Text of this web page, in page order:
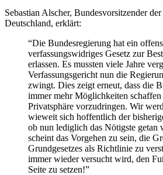
Sebastian Alscher, Bundesvorsitzender
Deutschland, erklärt:
“Die Bundesregierung hat ein
verfassungswidriges Gesetz zur
erlassen. Es mussten viele Jahre
Verfassungsgericht nun die
zwingt. Dies zeigt erneut, dass die
immer mehr Möglichkeiten
Privatsphäre vorzudringen. Wir
wieweit sich hoffentlich der
ob nun lediglich das Nötigste getan
scheint das Vorgehen zu sein, die
Grundgesetzes als Richtlinie zu
immer wieder versucht wird, den
Seite zu setzen!”